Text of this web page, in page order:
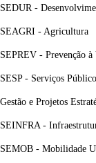
SEDUR -
SEAGRI - Agricultura
SEPREV - Prevenção
SESP - Serviços
Gestão e Projetos
SEINFRA -
SEMOB - Mobilidade